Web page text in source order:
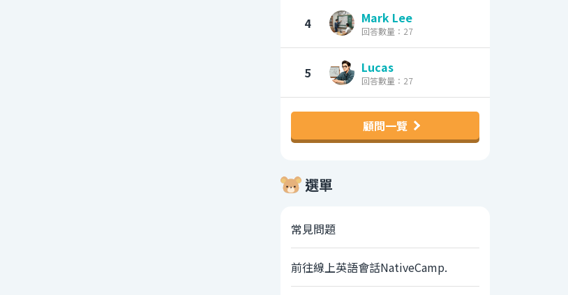
4 Mark Lee
回答數量：27
5 Lucas
回答數量：27
顧問一覽
選單
常見問題
前往線上英語會話NativeCamp.